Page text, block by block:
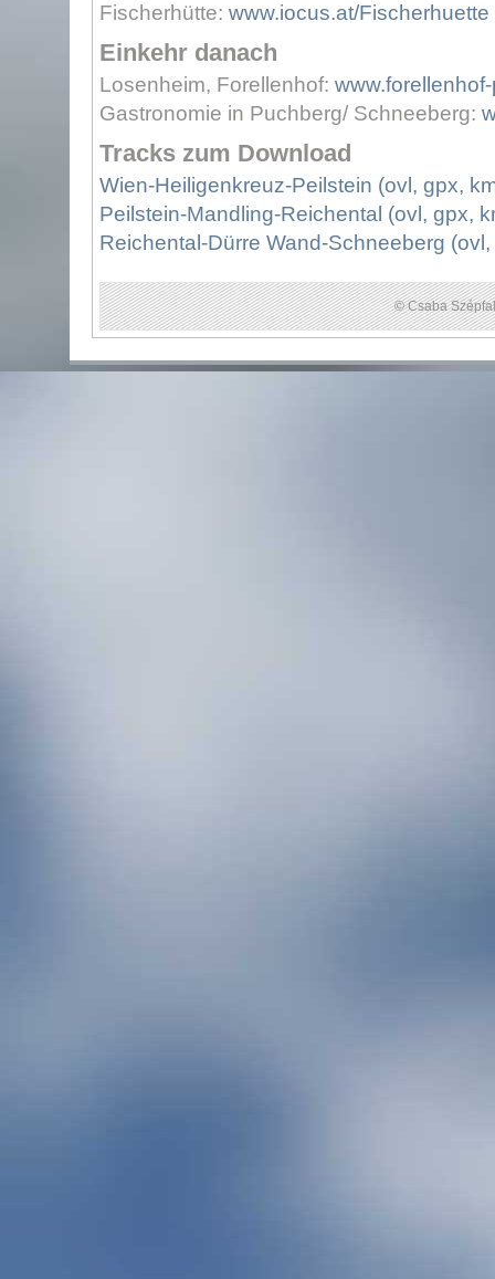
Fischerhütte: www.iocus.at/Fischerhuette
Einkehr danach
Losenheim, Forellenhof:
Gastronomie in Puchberg/ Schneeberg:
Tracks zum Download
Wien-Heiligenkreuz-Peilstein (ovl, gpx,
Peilstein-Mandling-Reichental (ovl, gpx,
Reichental-Dürre Wand-Schneeberg
© Csaba